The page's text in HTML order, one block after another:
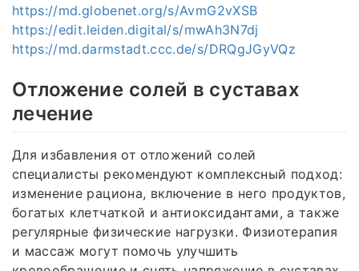
https://md.globenet.org/s/AvmG2vXSB
https://edit.leiden.digital/s/mwAh3N7dj
https://md.darmstadt.ccc.de/s/DRQgJGyVQz
Отложение солей в суставах
лечение
Для избавления от отложений солей
специалисты рекомендуют комплексный подход:
изменение рациона, включение в него продуктов,
богатых клетчаткой и антиоксидантами, а также
регулярные физические нагрузки. Физиотерапия
и массаж могут помочь улучшить